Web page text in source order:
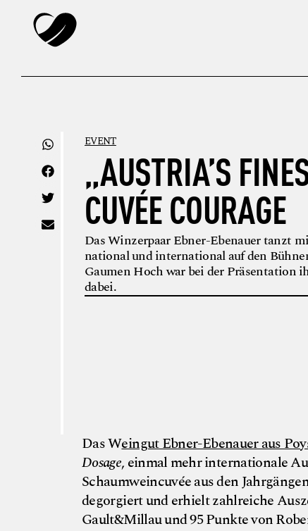
EVENT
„AUSTRIA’S
CUVÉE COURAGE
Das Winzerpaar Ebner-Ebenauer tanzt
national und international auf den
Gaumen Hoch war bei der Präsentation
dabei.
Das Weingut Ebner-Ebenauer aus
Dosage, einmal mehr internationale
Schaumweincuvée aus den
degorgiert und erhielt zahlreiche
Gault&Millau und 95 Punkte von